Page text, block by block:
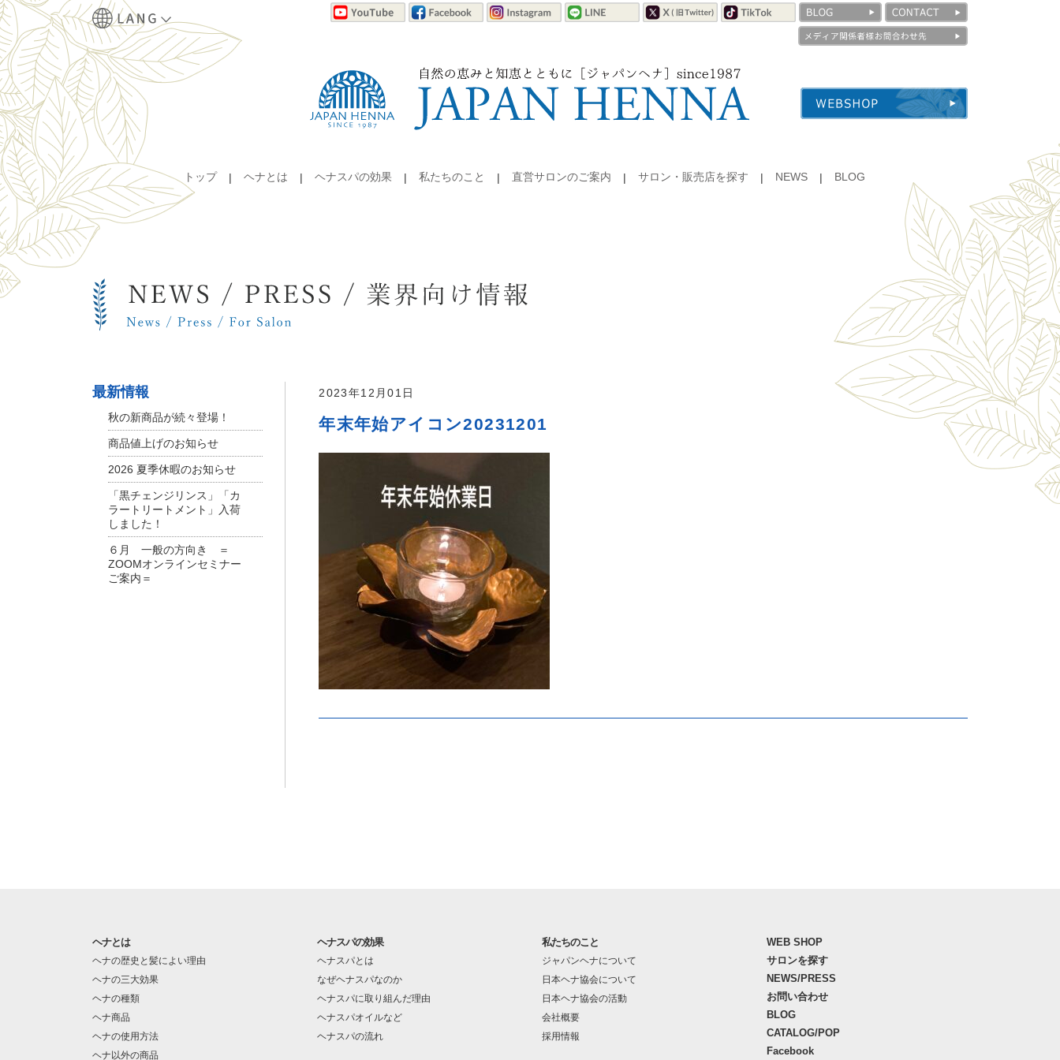
トップ ヘナとは ヘナスパの効果 私たちのこと 直営サロンのご案内 サロン・販売店を探す NEWS BLOG
2023年12月01日
年末年始アイコン20231201
最新情報
秋の新商品が続々登場！
商品値上げのお知らせ
2026 夏季休暇のお知らせ
「黒チェンジリンス」「カ
ラートリートメント」入荷
しました！
６月 一般の方向き ＝
ZOOMオンラインセミナー
ご案内＝
ヘナとは
ヘナの歴史と髪によい理由
ヘナの三大効果
ヘナの種類
ヘナ商品
ヘナの使用方法
ヘナ以外の商品
ヘナスパの効果
ヘナスパとは
なぜヘナスパなのか
ヘナスパに取り組んだ理由
ヘナスパオイルなど
ヘナスパの流れ
私たちのこと
ジャパンヘナについて
日本ヘナ協会について
日本ヘナ協会の活動
会社概要
採用情報
WEB SHOP
サロンを探す
NEWS/PRESS
お問い合わせ
BLOG
CATALOG/POP
Facebook